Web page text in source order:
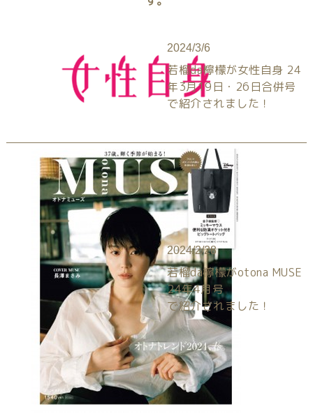
2024/3/6
若榴da檸檬が女性自身 24
年3月19日・26日合併号
で紹介されました！
2024/2/28
若榴da檸檬がotona MUSE
24年4月号
で紹介されました！